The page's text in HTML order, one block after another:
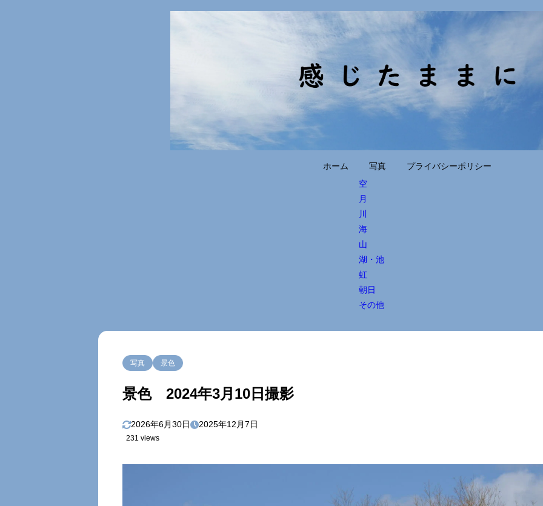
ホーム
写真
空
月
川
海
山
湖・池
虹
朝日
その他
プライバシーポリシー
写真 景色
景色 2024年3月10日撮影
2026年6月30日 2025年12月7日
231 views